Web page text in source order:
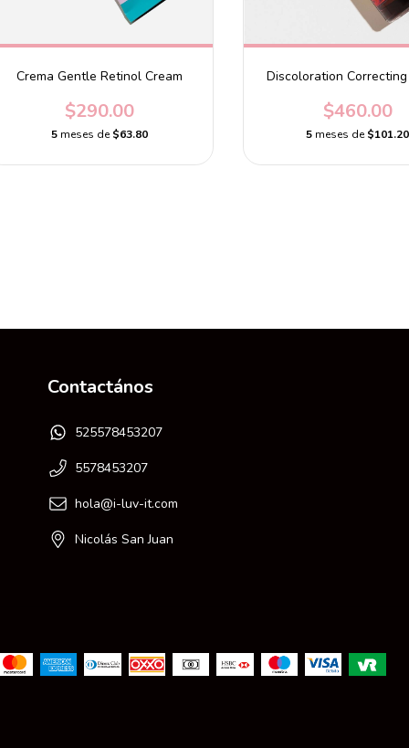
Crema Gentle Retinol Cream
$290.00
5 meses de$63.80
Discoloration
$460.00
5 meses de$101.20
Contactános
525578453207
5578453207
hola@i-luv-it.com
Nicolás San Juan